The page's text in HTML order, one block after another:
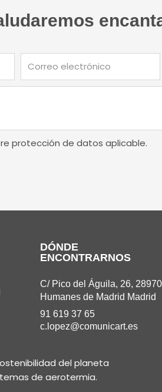
electrónico
protección de datos aplicable.
DÓNDE
ENCONTRARNOS
C/ Pico del Águila, 26, 28970
Humanes de Madrid Madrid
91 619 37 65
c.lopez@comunicart.es
del planeta
de aerotermia.